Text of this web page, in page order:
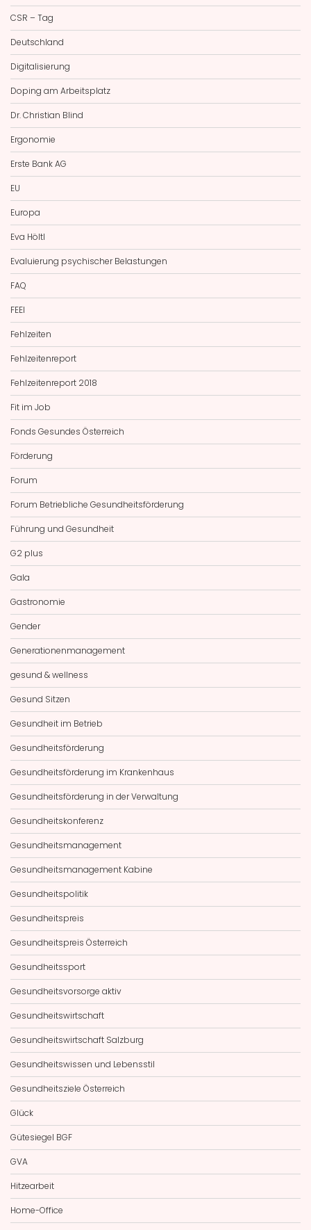
CSR – Tag
Deutschland
Digitalisierung
Doping am Arbeitsplatz
Dr. Christian Blind
Ergonomie
Erste Bank AG
EU
Europa
Eva Höltl
Evaluierung psychischer Belastungen
FAQ
FEEI
Fehlzeiten
Fehlzeitenreport
Fehlzeitenreport 2018
Fit im Job
Fonds Gesundes Österreich
Förderung
Forum
Forum Betriebliche Gesundheitsförderung
Führung und Gesundheit
G2 plus
Gala
Gastronomie
Gender
Generationenmanagement
gesund & wellness
Gesund Sitzen
Gesundheit im Betrieb
Gesundheitsförderung
Gesundheitsförderung im Krankenhaus
Gesundheitsförderung in der Verwaltung
Gesundheitskonferenz
Gesundheitsmanagement
Gesundheitsmanagement Kabine
Gesundheitspolitik
Gesundheitspreis
Gesundheitspreis Österreich
Gesundheitssport
Gesundheitsvorsorge aktiv
Gesundheitswirtschaft
Gesundheitswirtschaft Salzburg
Gesundheitswissen und Lebensstil
Gesundheitsziele Österreich
Glück
Gütesiegel BGF
GVA
Hitzearbeit
Home-Office